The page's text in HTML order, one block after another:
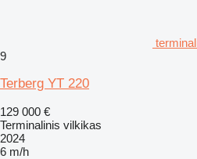
9
Terberg YT 220
129 000 €
Terminalinis vilkikas
2024
6 m/h